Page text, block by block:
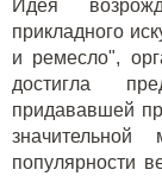
Идея
прикладного
и ремесло",
достигла
придававшей
значительной
популярности